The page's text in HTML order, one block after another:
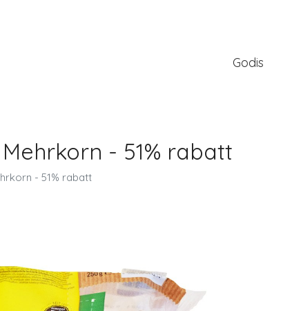
Godis
- 51% rabatt
- 51% rabatt